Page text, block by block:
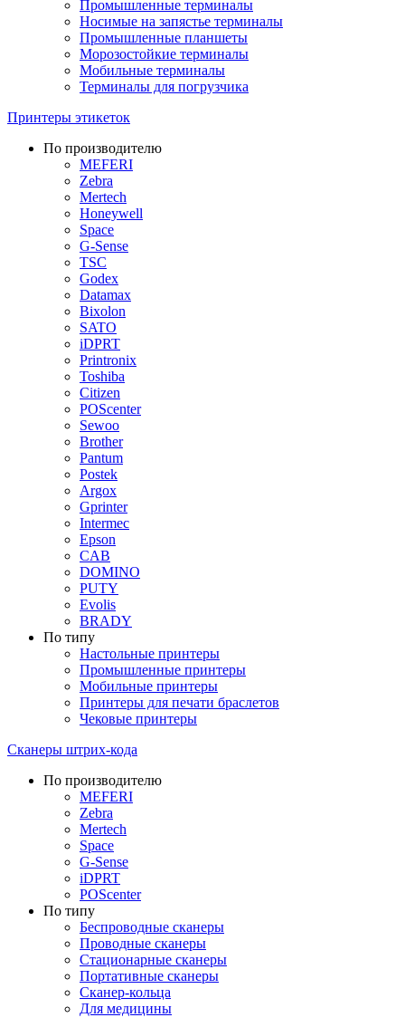
Промышленные терминалы
Носимые на запястье терминалы
Промышленные планшеты
Морозостойкие терминалы
Мобильные терминалы
Терминалы для погрузчика
Принтеры этикеток
По производителю
MEFERI
Zebra
Mertech
Honeywell
Space
G-Sense
TSC
Godex
Datamax
Bixolon
SATO
iDPRT
Printronix
Toshiba
Citizen
POScenter
Sewoo
Brother
Pantum
Postek
Argox
Gprinter
Intermec
Epson
CAB
DOMINO
PUTY
Evolis
BRADY
По типу
Настольные принтеры
Промышленные принтеры
Мобильные принтеры
Принтеры для печати браслетов
Чековые принтеры
Сканеры штрих-кода
По производителю
MEFERI
Zebra
Mertech
Space
G-Sense
iDPRT
POScenter
По типу
Беспроводные сканеры
Проводные сканеры
Стационарные сканеры
Портативные сканеры
Сканер-кольца
Для медицины